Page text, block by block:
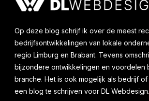
Op deze blog schrijf ik over de meest
bedrijfsontwikkelingen van lokale
regio Limburg en Brabant. Tevens
bijzondere ontwikkelingen en voordelen
branche. Het is ook mogelijk als bedrijf of
een blog te schrijven voor DL Webdesign.